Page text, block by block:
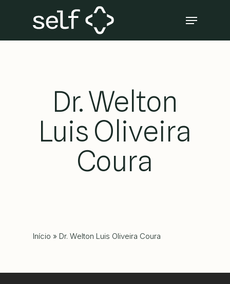
Menu
Dr. Welton
Luis Oliveira
Coura
Início » Dr. Welton Luis Oliveira Coura